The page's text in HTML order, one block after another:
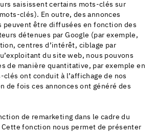
saisissent certains mots-clés sur
clés). En outre, des annonces
peuvent être diffusées en fonction des
détenues par Google (par exemple,
centres d’intérêt, ciblage par
du site web, nous pouvons
de manière quantitative, par exemple en
ont conduit à l’affichage de nos
de fois ces annonces ont généré des
de remarketing dans le cadre du
Cette fonction nous permet de présenter